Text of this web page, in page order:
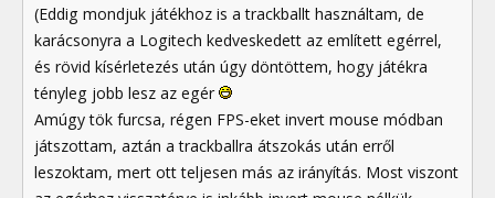
(Eddig mondjuk játékhoz is a trackballt használtam, de
karácsonyra a Logitech kedveskedett az említett egérrel,
és rövid kísérletezés után úgy döntöttem, hogy játékra
tényleg jobb lesz az egér
Amúgy tök furcsa, régen FPS-eket invert mouse módban
játszottam, aztán a trackballra átszokás után erről
leszoktam, mert ott teljesen más az irányítás. Most viszont